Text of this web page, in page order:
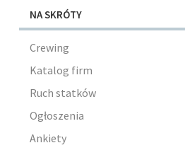
NA SKRÓTY
Crewing
Katalog firm
Ruch statków
Ogłoszenia
Ankiety